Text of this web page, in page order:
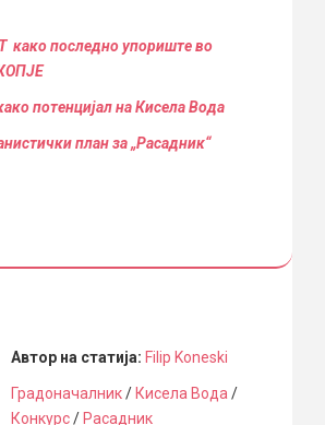
последно упориште во
потенцијал на Кисела Вода
план за „Расадник“
Автор на статија: Filip Koneski
Градоначалник/ Кисела Вода /
Конкурс/ Расадник